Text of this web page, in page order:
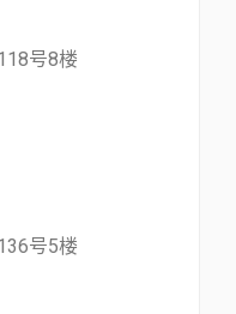
号8楼
号5楼